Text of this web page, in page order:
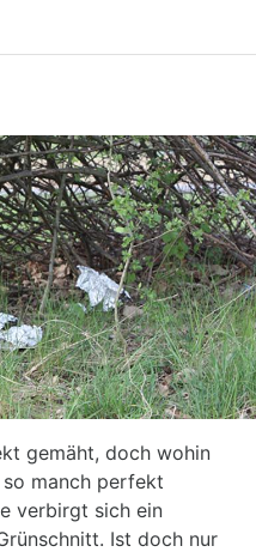
gemäht, doch wohin
manch perfekt
verbirgt sich ein
Ist doch nur